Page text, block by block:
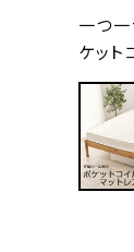
一つ
ケット